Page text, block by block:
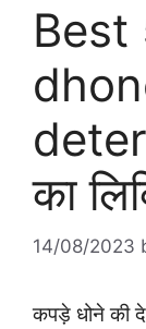
Best
का
14/08/2023
कपड़े धोने की